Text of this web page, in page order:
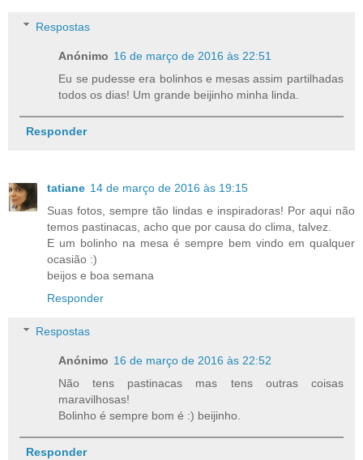
Respostas
Anónimo 16 de março de 2016 às 22:51
Eu se pudesse era bolinhos e mesas assim partilhadas
todos os dias! Um grande beijinho minha linda.
Responder
tatiane 14 de março de 2016 às 19:15
Suas fotos, sempre tão lindas e inspiradoras! Por aqui não
temos pastinacas, acho que por causa do clima, talvez.
E um bolinho na mesa é sempre bem vindo em qualquer
ocasião :)
beijos e boa semana
Responder
Respostas
Anónimo 16 de março de 2016 às 22:52
Não tens pastinacas mas tens outras coisas
maravilhosas!
Bolinho é sempre bom é :) beijinho.
Responder